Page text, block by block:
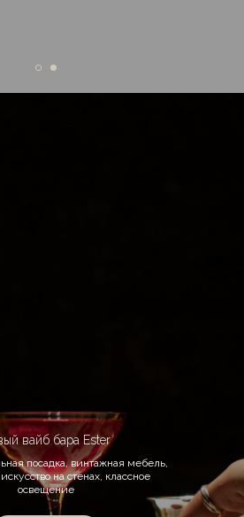
вайб бара Ester
посадка, винтажная мебель,
на стенах, классное
освещение